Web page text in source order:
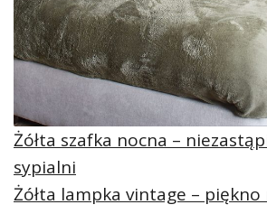
Żółta szafka nocna –
sypialni
Żółta lampka vintage –